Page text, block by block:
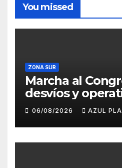
You missed
ZONA SUR
Marcha al
desvíos y
seguridad por
contra la
de Tierras
06/08/2026 AZUL